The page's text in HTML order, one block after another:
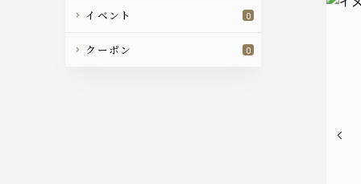
イベント 0
クーポン 0